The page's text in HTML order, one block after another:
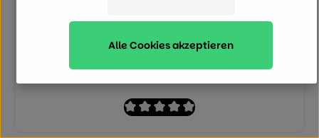
Alle Cookies akzeptieren